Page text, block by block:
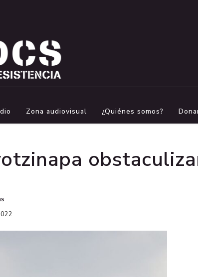
Zona audiovisual ¿Quiénes somos?